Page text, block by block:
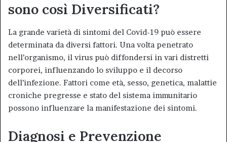
sono così Diversificati?
La grande varietà di sintomi del Covid-19 può essere
determinata da diversi fattori. Una volta penetrato
nell’organismo, il virus può diffondersi in vari distretti
corporei, influenzando lo sviluppo e il decorso
dell’infezione. Fattori come età, sesso, genetica, malattie
croniche pregresse e stato del sistema immunitario
possono influenzare la manifestazione dei sintomi.
Diagnosi e Prevenzione